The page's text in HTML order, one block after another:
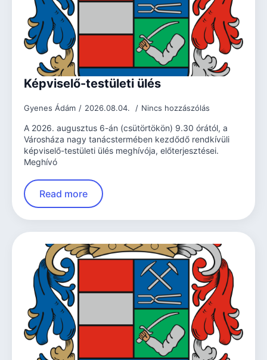
Képviselő-testületi ülés
Gyenes Ádám 2026.08.04. Nincs hozzászólás
A 2026. augusztus 6-án (csütörtökön) 9.30 órától, a
Városháza nagy tanácstermében kezdődő rendkívüli
képviselő-testületi ülés meghívója, előterjesztései.
Meghívó
Read more